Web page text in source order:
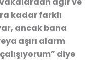
kadar farklı
ancak bana
aşırı alarm
diye